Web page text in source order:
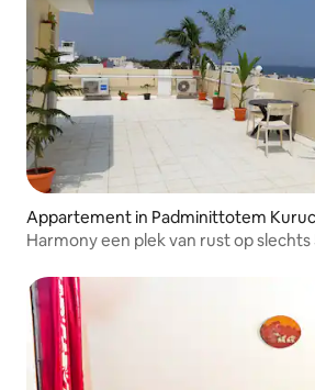
Appartement in Padminittotem
am
Harmony een plek van rust op slechts